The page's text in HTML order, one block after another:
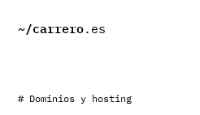
~/carrero.es
# Dominios y hosting